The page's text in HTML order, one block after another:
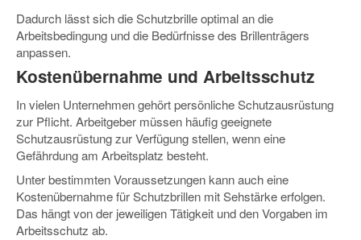
Dadurch lässt sich die Schutzbrille optimal an die
Arbeitsbedingung und die Bedürfnisse des Brillenträgers
anpassen.
Kostenübernahme und Arbeitsschutz
In vielen Unternehmen gehört persönliche Schutzausrüstung
zur Pflicht. Arbeitgeber müssen häufig geeignete
Schutzausrüstung zur Verfügung stellen, wenn eine
Gefährdung am Arbeitsplatz besteht.
Unter bestimmten Voraussetzungen kann auch eine
Kostenübernahme für Schutzbrillen mit Sehstärke erfolgen.
Das hängt von der jeweiligen Tätigkeit und den Vorgaben im
Arbeitsschutz ab.